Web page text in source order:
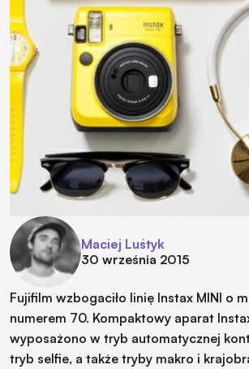
Maciej Luśtyk
30 września 2015
Fujifilm wzbogaciło linię Instax MINI o
numerem 70. Kompaktowy aparat
wyposażono w tryb automatycznej
tryb selfie, a także tryby makro i